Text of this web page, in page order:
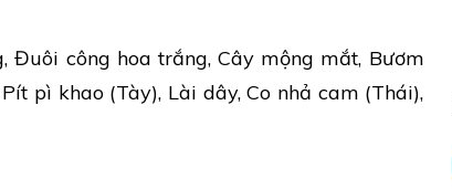
Đuôi công hoa trắng, Cây mộng mắt, Bươm
pì khao (Tày), Lài dây, Co nhả cam (Thái),